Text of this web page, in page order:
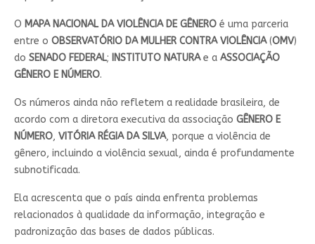
O MAPA NACIONAL DA VIOLÊNCIA DE GÊNEROé uma parceria
entre o OBSERVATÓRIO DA MULHER CONTRA VIOLÊNCIA(OMV)
do SENADO FEDERAL; INSTITUTO NATURAe a ASSOCIAÇÃO
GÊNERO E NÚMERO.
Os números ainda não refletem a realidade brasileira, de
acordo com a diretora executiva da associação GÊNERO E
NÚMERO, VITÓRIA RÉGIA DA SILVA, porque a violência de
gênero, incluindo a violência sexual, ainda é profundamente
subnotificada.
Ela acrescenta que o país ainda enfrenta problemas
relacionados à qualidade da informação, integração e
padronização das bases de dados públicas.